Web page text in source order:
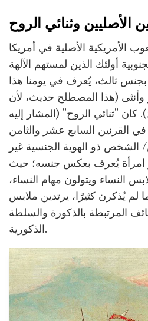
الأصليين وثنائي الروح
الأمريكية الأصلية في أمريكا
أولئك الذين لمستهم الآلهة
بجنس ثالث، يُعرف في يومنا هذا
وأنثى (هذا المصطلح حديث، لأن
"ثنائي الروح" (المشار إليه
في القرنين السابع عشر والثامن
ذو الهوية الجنسية غير
امرأة يُعرف بعكس جنسه؛ حيث
النساء ويتولون مهام النساء،
لم يُذكرن كثيرًا، يرتدين ملابس
المرتبطة بالذكورة والسلطة
الذكورية.